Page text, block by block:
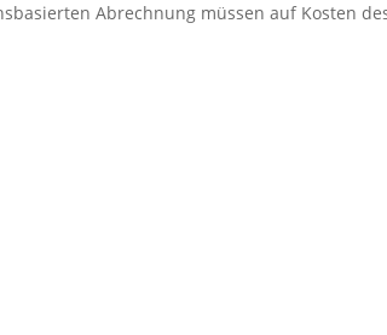
Abrechnung müssen auf Kosten